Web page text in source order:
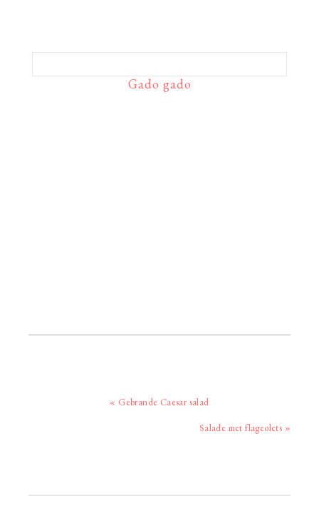
Gado gado
Vorig
« Gebrande Caesar salad
Volgend
Salade met flageolets »